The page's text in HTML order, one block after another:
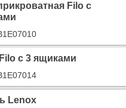
Filo с
с 3 ящиками
Lenox